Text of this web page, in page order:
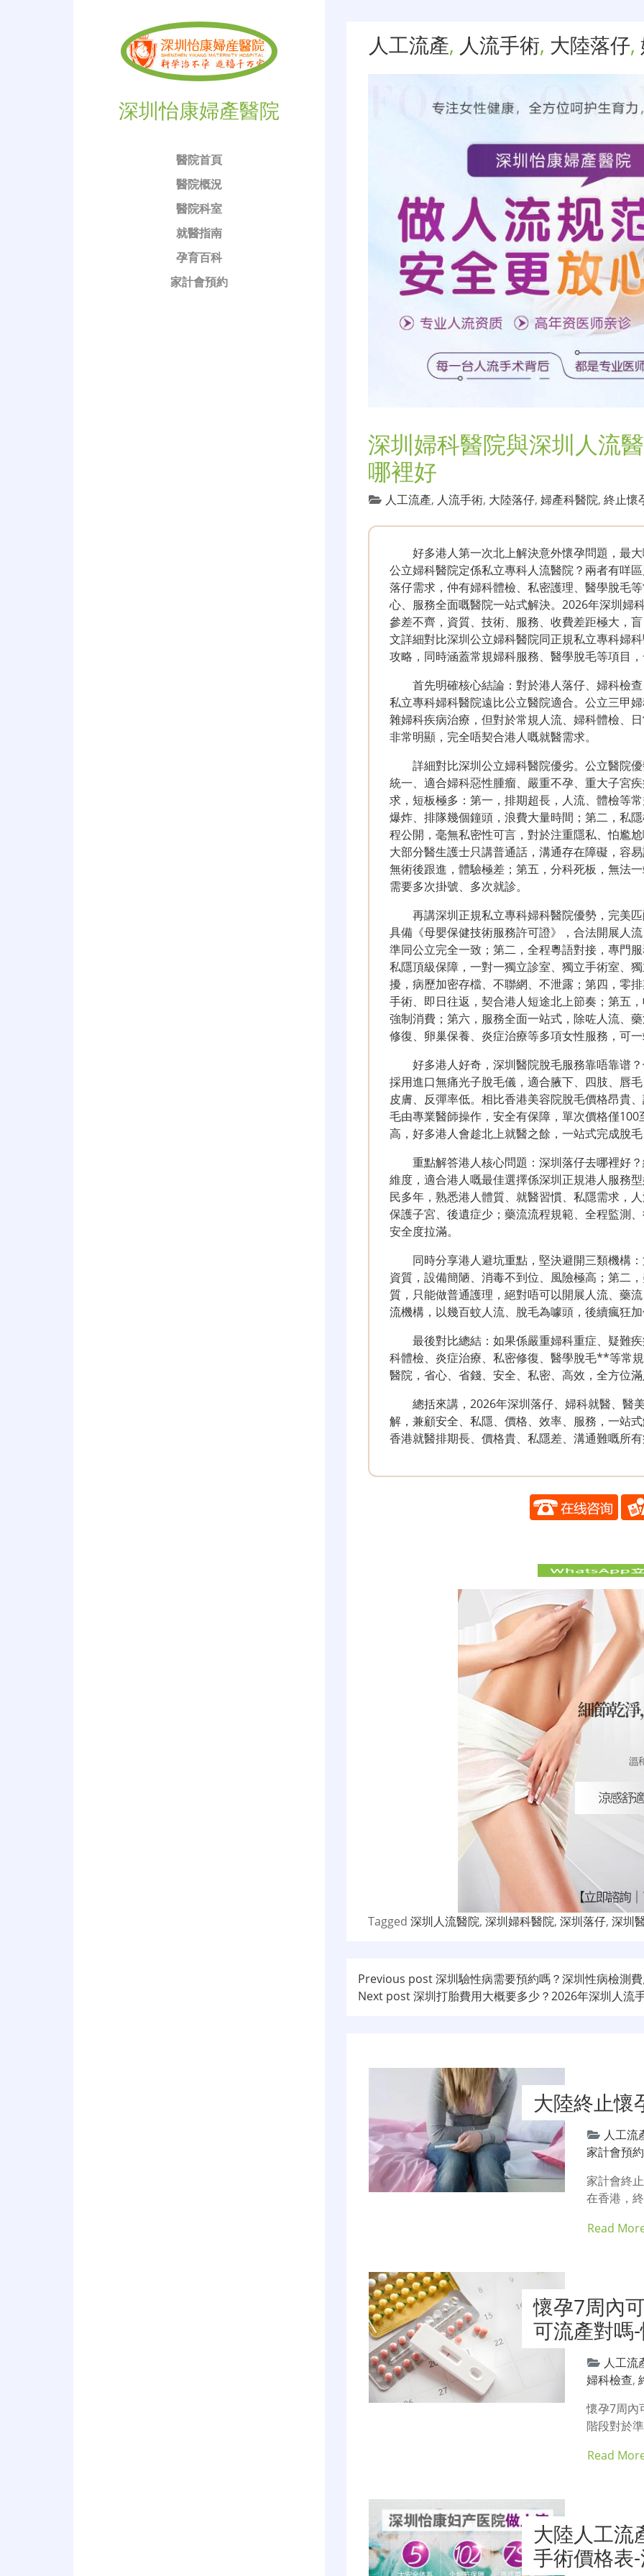
深圳怡康婦產醫院
醫院首頁
醫院概況
醫院科室
就醫指南
孕育百科
家計會預約
人工流產, 人流手術, 大陸落仔,
深圳婦科醫院與深圳人流
哪裡好
人工流產, 人流手術, 大陸落仔, 婦產科醫院, 終止懷
好多港人第一次北上解決意外懷孕問題，最
公立婦科醫院定係私立專科人流醫院？兩者有咩
落仔需求，仲有婦科體檢、私密護理、醫學脫毛
心、服務全面嘅醫院一站式解決。2026年深圳婦
參差不齊，資質、技術、服務、收費差距極大，
文詳細對比深圳公立婦科醫院同正規私立專科婦
攻略，同時涵蓋常規婦科服務、醫學脫毛等項目
首先明確核心結論：對於港人落仔、婦科檢
私立專科婦科醫院遠比公立醫院適合。公立三甲
雜婦科疾病治療，但對於常規人流、婦科體檢、
非常明顯，完全唔契合港人嘅就醫需求。
詳細對比深圳公立婦科醫院優劣。公立醫院
統一、適合婦科惡性腫瘤、嚴重不孕、重大子宮
求，短板極多：第一，排期超長，人流、體檢等
爆炸、排隊幾個鐘頭，浪費大量時間；第二，私
程公開，毫無私密性可言，對於注重隱私、怕尷
大部分醫生護士只講普通話，溝通存在障礙，容
無術後跟進，體驗極差；第五，分科死板，無法
需要多次掛號、多次就診。
再講深圳正規私立專科婦科醫院優勢，完美
具備《母嬰保健技術服務許可證》，合法開展人
準同公立完全一致；第二，全程粵語對接，專門
私隱頂級保障，一對一獨立診室、獨立手術室、
擾，病歷加密存檔、不聯網、不泄露；第四，零
手術、即日往返，契合港人短途北上節奏；第五
強制消費；第六，服務全面一站式，除咗人流、
修復、卵巢保養、炎症治療等多項女性服務，可
好多港人好奇，深圳醫院脫毛服務靠唔靠谱
採用進口無痛光子脫毛儀，適合腋下、四肢、唇
皮膚、反彈率低。相比香港美容院脫毛價格昂貴
毛由專業醫師操作，安全有保障，單次價格僅
高，好多港人會趁北上就醫之餘，一站式完成脫
重點解答港人核心問題：深圳落仔去哪裡好
維度，適合港人嘅最佳選擇係深圳正規港人服務
民多年，熟悉港人體質、就醫習慣、私隱需求，
保護子宮、後遺症少；藥流流程規範、全程監測
安全度拉滿。
同時分享港人避坑重點，堅決避開三類機構
資質，設備簡陋、消毒不到位、風險極高；第二
質，只能做普通護理，絕對唔可以開展人流、藥
流機構，以幾百蚊人流、脫毛為噱頭，後續瘋狂
最後對比總結：如果係嚴重婦科重症、疑難
科體檢、炎症治療、私密修復、醫學脫毛**等常
醫院，省心、省錢、安全、私密、高效，全方位
總括來講，2026年深圳落仔、婦科就醫、醫
解，兼顧安全、私隱、價格、效率、服務，一站
香港就醫排期長、價格貴、私隱差、溝通難嘅所
Tagged 深圳人流醫院, 深圳婦科醫院, 深圳落仔, 深圳
文
章
航
Previous post深圳驗性病需要預約嗎？深圳性病檢測
Next post深圳打胎費用大概要多少？2026年深圳人流
大陸終止懷
人工流
家計會預約
家計會終
在香港，
Read
懷孕7周內
可流產對嗎
人工流
婦科檢查,
懷孕7周內
階段對於
Read
大陸人工流
手術價格表